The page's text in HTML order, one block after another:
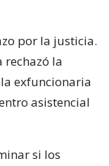
por la justicia.
rechazó la
exfuncionaria
asistencial
si los